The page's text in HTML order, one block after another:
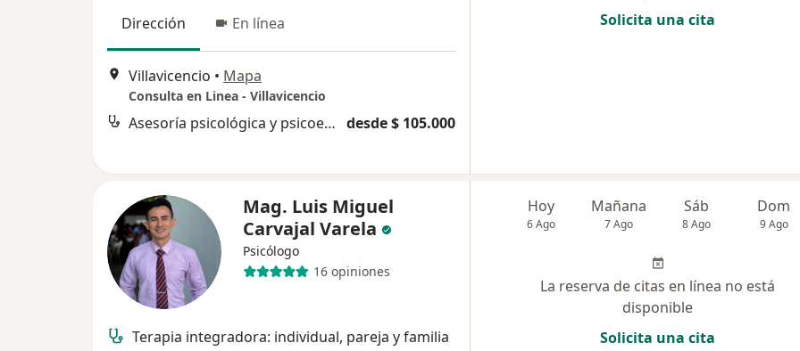
Dirección En línea
Villavicencio • Mapa
Consulta en Linea - Villavicencio
Asesoría psicológica y psicoeducación desde $ 105.000
Solicita una cita
Mag. Luis Miguel
Carvajal Varela
Psicólogo
16 opiniones
Terapia integradora: individual, pareja y familia
Hoy
6 Ago
Mañana
7 Ago
Sáb
8 Ago
Dom
9 Ago
La reserva de citas en línea no está
disponible
Solicita una cita